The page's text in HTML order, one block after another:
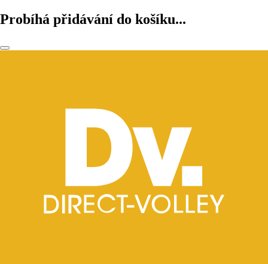
Probíhá přidávání do košíku...